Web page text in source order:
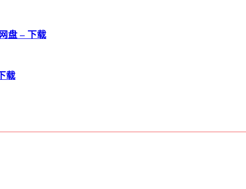
盘 – 下载
载